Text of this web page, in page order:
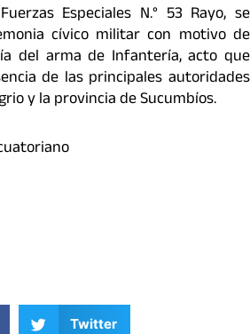
Especiales N.° 53 Rayo, se
cívico militar con motivo de
del arma de Infantería, acto que
de las principales autoridades
y la provincia de Sucumbíos.
Twitter